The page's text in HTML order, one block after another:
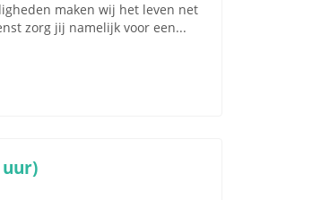
maken wij het leven net
zorg jij namelijk voor een...